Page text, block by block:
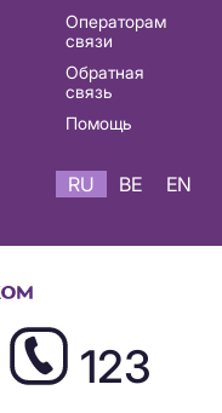
Операторам
связи
Обратная
связь
Помощь
RU BE EN
123